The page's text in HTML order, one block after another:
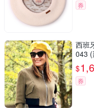
券
西班
043 (
$
券